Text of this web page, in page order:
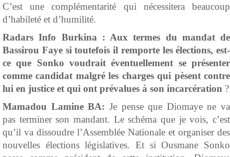
C’est une complémentarité qui nécessitera beaucoup
d’habileté et d’humilité.
Radars Info Burkina : Aux termes du mandat de
Bassirou Faye si toutefois il remporte les élections, est-
ce que Sonko voudrait éventuellement se présenter
comme candidat malgré les charges qui pèsent contre
lui en justice et qui ont prévalues à son incarcération ?
Mamadou Lamine BA: Je pense que Diomaye ne va
pas terminer son mandant. Le schéma que je vois, c’est
qu’il va dissoudre l’Assemblée Nationale et organiser des
nouvelles élections législatives. Et si Ousmane Sonko